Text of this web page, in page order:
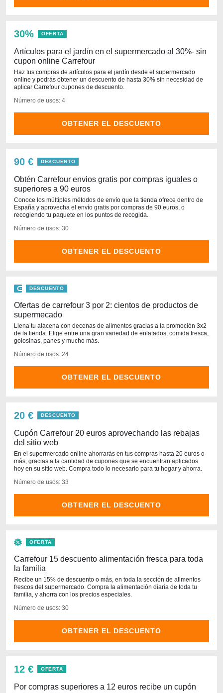
30% OFERTA
Artículos para el jardín en el supermercado al 30%- sin
cupon online Carrefour
Haz tus compras de artículos para el jardín desde el supermercado
online y podrás obtener un descuento de hasta 30% sin necesidad de
aplicar Carrefour cupones de descuento.
Número de usos: 4
OBTENER EL DESCUENTO
90 € DESCUENTO
Obtén Carrefour envios gratis por compras iguales o
superiores a 90 euros
Conoce los múltiples métodos de envío que la tienda ofrece dentro de
España y aprovecha el envío gratis por compras de 90 euros, o
recogiendo tu paquete en los puntos de recogida.
Número de usos: 30
OBTENER EL DESCUENTO
DESCUENTO
Ofertas de carrefour 3 por 2: cientos de productos de
supermecado
Llena tu alacena con decenas de alimentos gracias a la promoción 3x2
de la tienda. Elige entre una gran variedad de enlatados, comida fresca,
golosinas, panes y mucho más.
Número de usos: 24
OBTENER EL DESCUENTO
20 € DESCUENTO
Cupón Carrefour 20 euros aprovechando las rebajas
del sitio web
En el supermercado online ahorrarás en tus compras hasta 20 euros o
más, gracias a la cantidad de cupones que se encuentran aplicados
hoy en su sitio web. Compra todo lo necesario para tu hogar y ahorra.
Número de usos: 33
OBTENER EL DESCUENTO
OFERTA
Carrefour 15 descuento alimentación fresca para toda
la familia
Recibe un 15% de descuento o más, en toda la sección de alimentos
frescos del supermercado. Compra la alimentación diaria de toda tu
familia, y ahorra con los precios especiales.
Número de usos: 30
OBTENER EL DESCUENTO
12 € OFERTA
Por compras superiores a 12 euros recibe un cupón